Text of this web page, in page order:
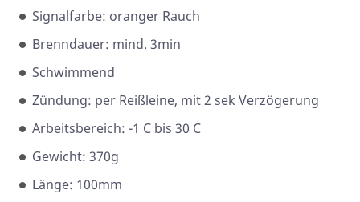
Signalfarbe: oranger Rauch
Brenndauer: mind. 3min
Schwimmend
Zündung: per Reißleine, mit 2 sek Verzögerung
Arbeitsbereich: -1 C bis 30 C
Gewicht: 370g
Länge: 100mm